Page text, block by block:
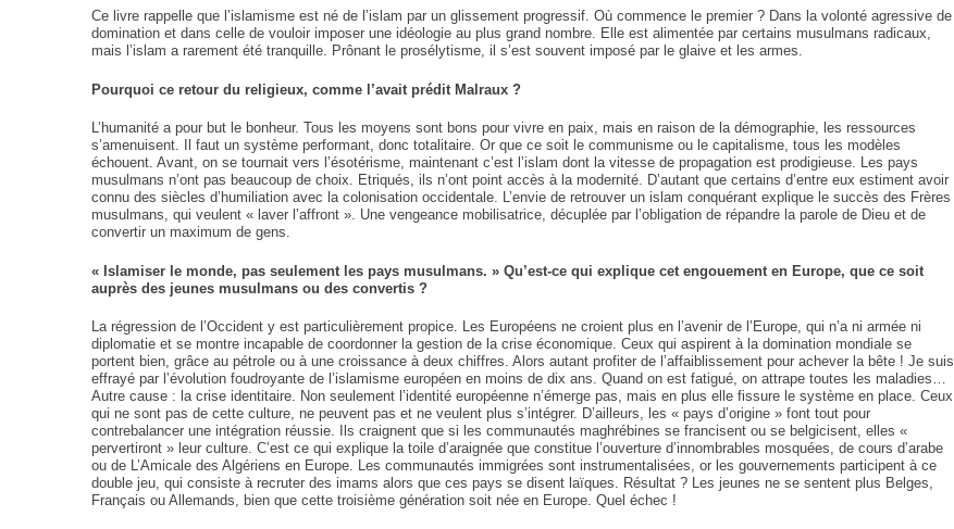
Ce livre rappelle que l’islamisme est né de l’islam par un glissement progressif. Où commence le premier ? Dans la volonté agressive de
domination et dans celle de vouloir imposer une idéologie au plus grand nombre. Elle est alimentée par certains musulmans radicaux,
mais l’islam a rarement été tranquille. Prônant le prosélytisme, il s’est souvent imposé par le glaive et les armes.
Pourquoi ce retour du religieux, comme l’avait prédit Malraux ?
L’humanité a pour but le bonheur. Tous les moyens sont bons pour vivre en paix, mais en raison de la démographie, les ressources
s’amenuisent. Il faut un système performant, donc totalitaire. Or que ce soit le communisme ou le capitalisme, tous les modèles
échouent. Avant, on se tournait vers l’ésotérisme, maintenant c’est l’islam dont la vitesse de propagation est prodigieuse. Les pays
musulmans n’ont pas beaucoup de choix. Etriqués, ils n’ont point accès à la modernité. D’autant que certains d’entre eux estiment avoir
connu des siècles d’humiliation avec la colonisation occidentale. L’envie de retrouver un islam conquérant explique le succès des Frères
musulmans, qui veulent « laver l’affront ». Une vengeance mobilisatrice, décuplée par l’obligation de répandre la parole de Dieu et de
convertir un maximum de gens.
« Islamiser le monde, pas seulement les pays musulmans. » Qu’est-ce qui explique cet engouement en Europe, que ce soit
auprès des jeunes musulmans ou des convertis ?
La régression de l’Occident y est particulièrement propice. Les Européens ne croient plus en l’avenir de l’Europe, qui n’a ni armée ni
diplomatie et se montre incapable de coordonner la gestion de la crise économique. Ceux qui aspirent à la domination mondiale se
portent bien, grâce au pétrole ou à une croissance à deux chiffres. Alors autant profiter de l’affaiblissement pour achever la bête ! Je suis
effrayé par l’évolution foudroyante de l’islamisme européen en moins de dix ans. Quand on est fatigué, on attrape toutes les maladies…
Autre cause : la crise identitaire. Non seulement l’identité européenne n’émerge pas, mais en plus elle fissure le système en place. Ceux
qui ne sont pas de cette culture, ne peuvent pas et ne veulent plus s’intégrer. D’ailleurs, les « pays d’origine » font tout pour
contrebalancer une intégration réussie. Ils craignent que si les communautés maghrébines se francisent ou se belgicisent, elles «
pervertiront » leur culture. C’est ce qui explique la toile d’araignée que constitue l’ouverture d’innombrables mosquées, de cours d’arabe
ou de L’Amicale des Algériens en Europe. Les communautés immigrées sont instrumentalisées, or les gouvernements participent à ce
double jeu, qui consiste à recruter des imams alors que ces pays se disent laïques. Résultat ? Les jeunes ne se sentent plus Belges,
Français ou Allemands, bien que cette troisième génération soit née en Europe. Quel échec !
5